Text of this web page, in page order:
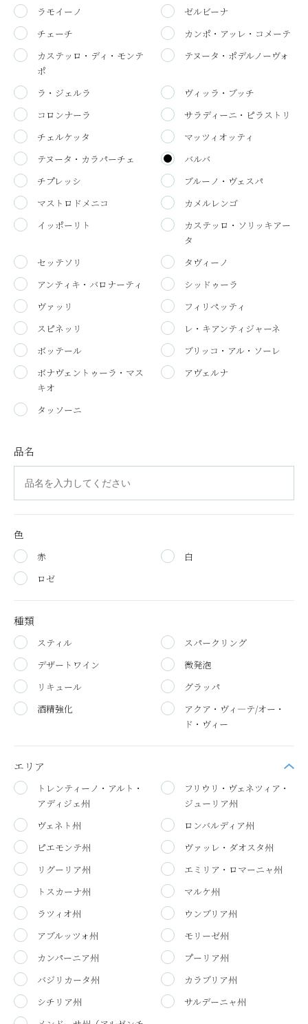
ラモイーノ
ゼルビーナ
チェーチ
カンポ・アッレ・コメーテ
カステッロ・ディ・モンテ
ポ
テヌータ・ポデルノーヴォ
ラ・ジェルラ
ヴィッラ・ブッチ
コロンナーラ
サラディーニ・ピラストリ
チェルケッタ
マッツィオッティ
テヌータ・カラパーチェ
バルバ
チプレッシ
ブルーノ・ヴェスパ
マストロドメニコ
カメルレンゴ
イッポーリト
カステッロ・ソリッキアー
タ
セッテソリ
タヴィーノ
アンティキ・バロナーティ
シッドゥーラ
ヴァッリ
フィリペッティ
スピネッリ
レ・キアンティジャーネ
ボッテール
ブリッコ・アル・ソーレ
ボナヴェントゥーラ・マス
キオ
アヴェルナ
タッソーニ
品名
色
赤
白
ロゼ
種類
スティル
スパークリング
デザートワイン
微発泡
リキュール
グラッパ
酒精強化
アクア・ヴィ―テ/オー・
ド・ヴィー
エリア
トレンティーノ・アルト・
アディジェ州
フリウリ・ヴェネツィア・
ジューリア州
ヴェネト州
ロンバルディア州
ピエモンテ州
ヴァッレ・ダオスタ州
リグーリア州
エミリア・ロマーニャ州
トスカーナ州
マルケ州
ラツィオ州
ウンブリア州
アブルッツォ州
モリーゼ州
カンパーニア州
プーリア州
バジリカータ州
カラブリア州
シチリア州
サルデーニャ州